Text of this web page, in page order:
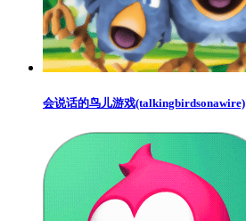
会说话的鸟儿游戏(talkingbirdsonawire)